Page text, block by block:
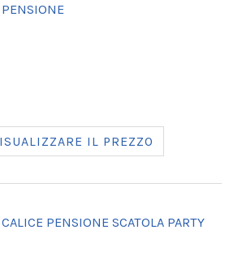
PENSIONE
IL PREZZO
CALICE PENSIONE SCATOLA PARTY